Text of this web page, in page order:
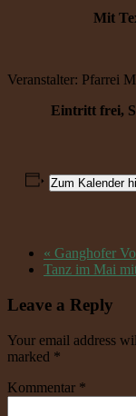
Mit
Veranstalter: Pfarrei
Eintritt frei,
Zum Kalender
« Ganghofer
Tanz im Mai
Leave a Reply
Your email address
marked *
Kommentar *